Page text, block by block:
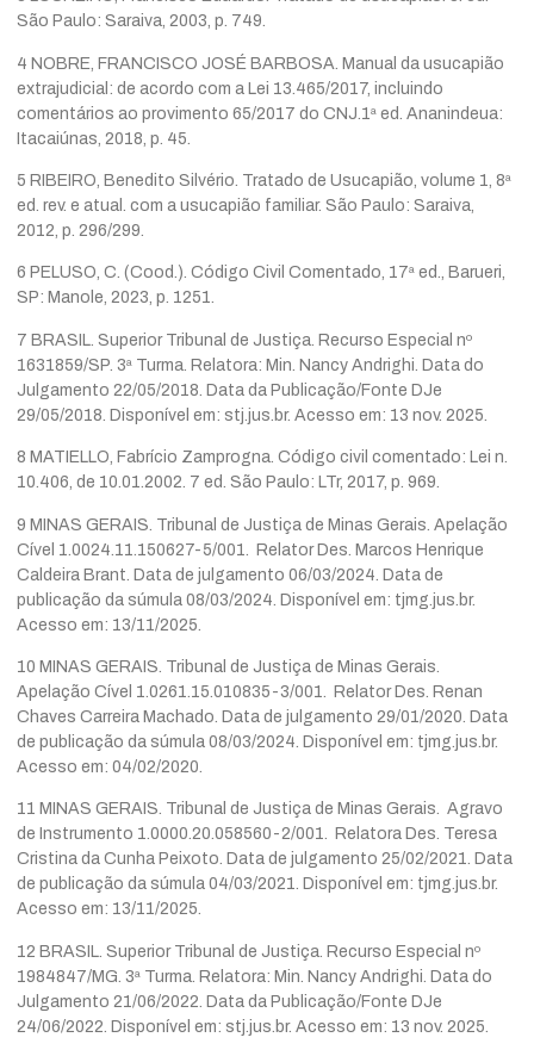
São Paulo: Saraiva, 2003, p. 749.
4 NOBRE, FRANCISCO JOSÉ BARBOSA. Manual da usucapião
extrajudicial: de acordo com a Lei 13.465/2017, incluindo
comentários ao provimento 65/2017 do CNJ.1ª ed. Ananindeua:
Itacaiúnas, 2018, p. 45.
5 RIBEIRO, Benedito Silvério. Tratado de Usucapião, volume 1, 8ª
ed. rev. e atual. com a usucapião familiar. São Paulo: Saraiva,
2012, p. 296/299.
6 PELUSO, C. (Cood.). Código Civil Comentado, 17ª ed., Barueri,
SP: Manole, 2023, p. 1251.
7 BRASIL. Superior Tribunal de Justiça. Recurso Especial nº
1631859/SP. 3ª Turma. Relatora: Min. Nancy Andrighi. Data do
Julgamento 22/05/2018. Data da Publicação/Fonte DJe
29/05/2018. Disponível em: stj.jus.br. Acesso em: 13 nov. 2025.
8 MATIELLO, Fabrício Zamprogna. Código civil comentado: Lei n.
10.406, de 10.01.2002. 7 ed. São Paulo: LTr, 2017, p. 969.
9 MINAS GERAIS. Tribunal de Justiça de Minas Gerais. Apelação
Cível 1.0024.11.150627-5/001. Relator Des. Marcos Henrique
Caldeira Brant. Data de julgamento 06/03/2024. Data de
publicação da súmula 08/03/2024. Disponível em: tjmg.jus.br.
Acesso em: 13/11/2025.
10 MINAS GERAIS. Tribunal de Justiça de Minas Gerais.
Apelação Cível 1.0261.15.010835-3/001. Relator Des. Renan
Chaves Carreira Machado. Data de julgamento 29/01/2020. Data
de publicação da súmula 08/03/2024. Disponível em: tjmg.jus.br.
Acesso em: 04/02/2020.
11 MINAS GERAIS. Tribunal de Justiça de Minas Gerais. Agravo
de Instrumento 1.0000.20.058560-2/001. Relatora Des. Teresa
Cristina da Cunha Peixoto. Data de julgamento 25/02/2021. Data
de publicação da súmula 04/03/2021. Disponível em: tjmg.jus.br.
Acesso em: 13/11/2025.
12 BRASIL. Superior Tribunal de Justiça. Recurso Especial nº
1984847/MG. 3ª Turma. Relatora: Min. Nancy Andrighi. Data do
Julgamento 21/06/2022. Data da Publicação/Fonte DJe
24/06/2022. Disponível em: stj.jus.br. Acesso em: 13 nov. 2025.